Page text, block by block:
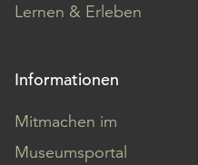
Lernen & Erleben
Informationen
Mitmachen im
Museumsportal